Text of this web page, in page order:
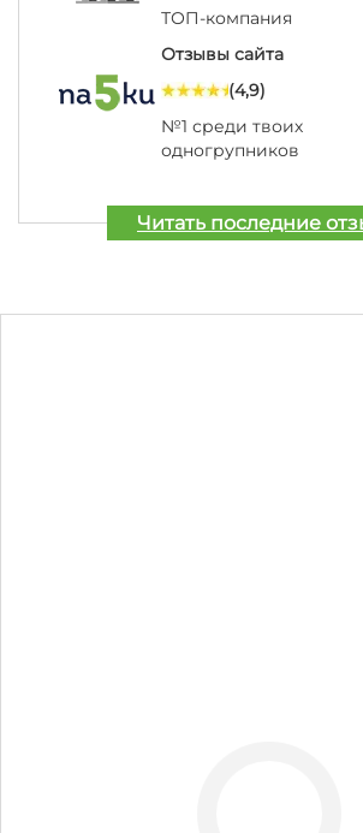
ТОП-компания
Отзывы сайта
(4,9)
№1 среди твоих
одногрупников
Читать последние